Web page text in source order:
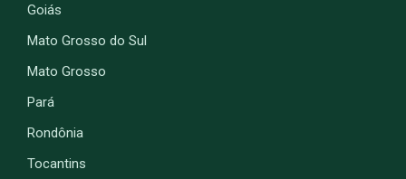
Goiás
Mato Grosso do Sul
Mato Grosso
Pará
Rondônia
Tocantins